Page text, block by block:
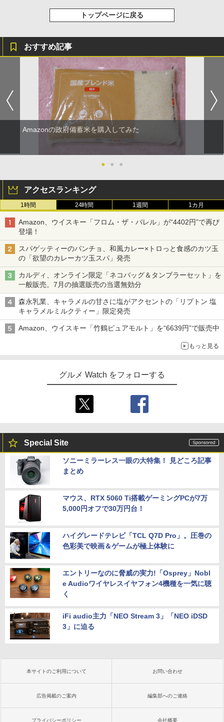
トップページに戻る
おすすめ記事
Amazonの政府備蓄米を購入してみた
● ● ●
アクセスランキング
1時間 24時間 1週間 1カ月
Amazon、ウイスキー「フロム・ザ・バレル」が“4402円”で再び
登場！
スパゲッティーのパンチョ、和風カレー×トロっと食感のカツ玉
の「欲望のカレーカツ玉スパ」発売
カルディ、オンライン限定「ネコバッグ＆タンブラーセット」を
一般販売。7月の抽選販売の当選無効分
森永乳業、キャラメルの甘さに塩がアクセントの「リプトン 塩
キャラメルミルクティー」限定発売
Amazon、ウイスキー「竹鶴ピュアモルト」を“6639円”で販売中
もっと見る
グルメ Watch をフォローする
Special Site
ソニーミラーレス一眼の大特集！ 見どころ記事
まとめ
マウス、RTX 5060 Ti搭載ゲーミングPCが7万
5,000円オフで30万円台！
ハイグレードテレビ「TCL Q7D Pro」。圧巻の
色彩美で映画＆ゲームが極上体験に
エントリーなのに脅威の実力!「Osprey」Nobl
e Audioワイヤレスイヤフォン4機種を一気に聴
く
iFi audio主力「NEO Stream 3」「NEO iDSD
3」に迫る
本サイトのご利用について お問い合わせ
広告掲載のご案内 編集部へのご連絡
プライバシーポリシー 会社概要